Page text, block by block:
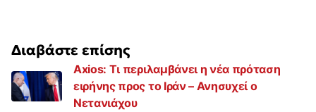
Διαβάστε επίσης
Axios: Τι περιλαμβάνει η νέα πρόταση
ειρήνης προς το Ιράν – Ανησυχεί ο
Νετανιάχου